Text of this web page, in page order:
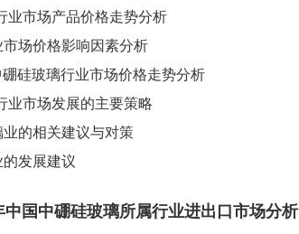
业市场产品价格走势分析
场价格影响因素分析
硅玻璃行业市场价格走势分析
业市场发展的主要策略
的相关建议与对策
发展建议
国中硼硅玻璃所属行业进出口市场分析